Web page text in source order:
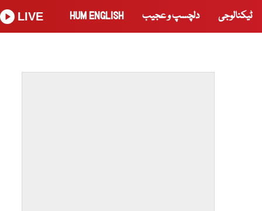
ٹیکنالوجی دلچسپ و عجیب HUM ENGLISH
LIVE